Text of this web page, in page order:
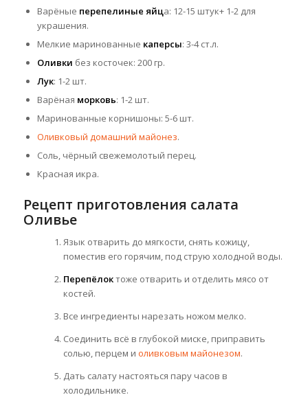
Варёные перепелиные яйца: 12-15 штук+ 1-2 для
украшения.
Мелкие маринованные каперсы: 3-4 ст.л.
Оливки без косточек: 200 гр.
Лук: 1-2 шт.
Варёная морковь: 1-2 шт.
Маринованные корнишоны: 5-6 шт.
Оливковый домашний майонез.
Соль, чёрный свежемолотый перец.
Красная икра.
Рецепт приготовления салата
Оливье
Язык отварить до мягкости, снять кожицу,
поместив его горячим, под струю холодной воды.
Перепёлоктоже отварить и отделить мясо от
костей.
Все ингредиенты нарезать ножом мелко.
Соединить всё в глубокой миске, приправить
солью, перцем и оливковым майонезом.
Дать салату настояться пару часов в
холодильнике.